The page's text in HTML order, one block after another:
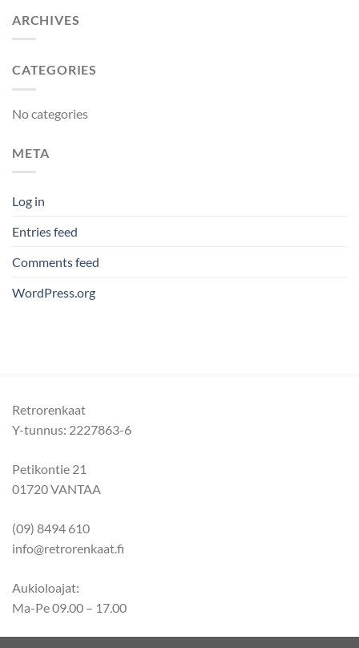
ARCHIVES
CATEGORIES
No categories
META
Log in
Entries feed
Comments feed
WordPress.org
Retrorenkaat
Y-tunnus: 2227863-6
Petikontie 21
01720 VANTAA
(09) 8494 610
info@retrorenkaat.fi
Aukioloajat:
Ma-Pe 09.00 – 17.00